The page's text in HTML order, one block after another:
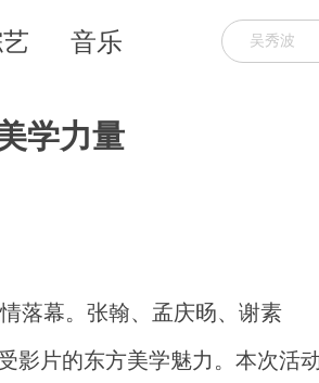
音乐
学力量
落幕。张翰、孟庆旸、谢素
影片的东方美学魅力。本次活